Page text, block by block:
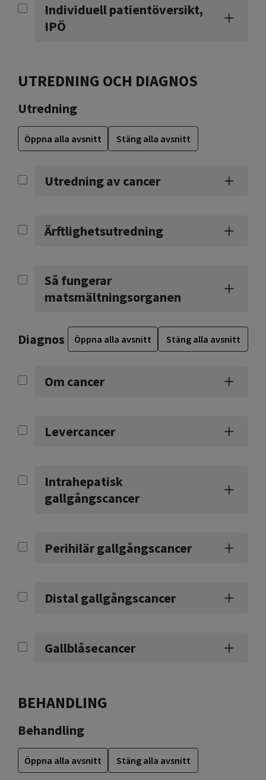
Individuell patientöversikt,
IPÖ
UTREDNING OCH DIAGNOS
Utredning
Öppna alla avsnitt Stäng alla avsnitt
Utredning av cancer
Ärftlighetsutredning
Så fungerar
matsmältningsorganen
Diagnos Öppna alla avsnitt Stäng alla avsnitt
Om cancer
Levercancer
Intrahepatisk
gallgångscancer
Perihilär gallgångscancer
Distal gallgångscancer
Gallblåsecancer
BEHANDLING
Behandling
Öppna alla avsnitt Stäng alla avsnitt